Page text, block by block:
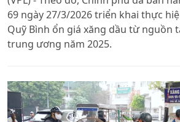
69 ngày 27/3/2026 triển khai thực
Quỹ Bình ổn giá xăng dầu từ nguồn
trung ương năm 2025.